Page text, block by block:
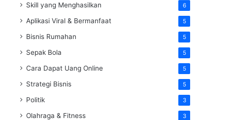
Skill yang Menghasilkan 6
Aplikasi Viral & Bermanfaat 5
Bisnis Rumahan 5
Sepak Bola 5
Cara Dapat Uang Online 5
Strategi Bisnis 5
Politik 3
Olahraga & Fitness 3